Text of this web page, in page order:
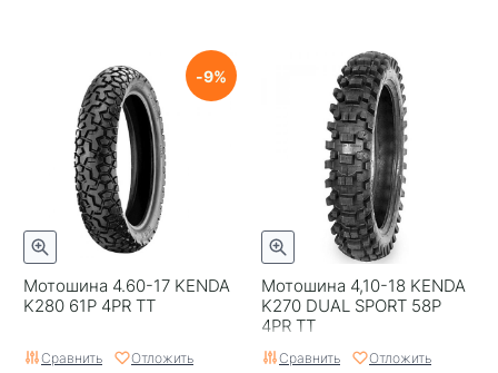
Мотошина 4.60-17 KENDA
K280 61P 4PR TT
9
Сравнить Отложить
Мотошина 4,10-18 KENDA
K270 DUAL SPORT 58P
4PR TT
Сравнить Отложить